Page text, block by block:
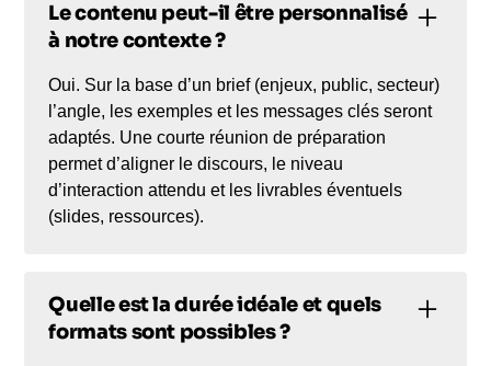
Le contenu peut-il être personnalisé
à notre contexte ?
Oui. Sur la base d’un brief (enjeux, public, secteur)
l’angle, les exemples et les messages clés seront
adaptés. Une courte réunion de préparation
permet d’aligner le discours, le niveau
d’interaction attendu et les livrables éventuels
(slides, ressources).
Quelle est la durée idéale et quels
formats sont possibles ?